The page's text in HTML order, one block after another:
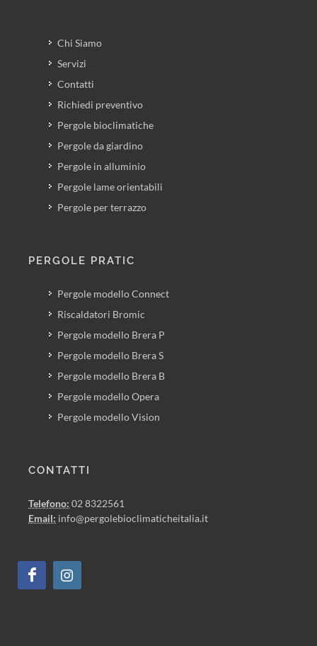
Chi Siamo
Servizi
Contatti
Richiedi preventivo
Pergole bioclimatiche
Pergole da giardino
Pergole in alluminio
Pergole lame orientabili
Pergole per terrazzo
PERGOLE PRATIC
Pergole modello Connect
Riscaldatori Bromic
Pergole modello Brera P
Pergole modello Brera S
Pergole modello Brera B
Pergole modello Opera
Pergole modello Vision
CONTATTI
Telefono: 02 8322561
Email: info@pergolebioclimaticheitalia.it